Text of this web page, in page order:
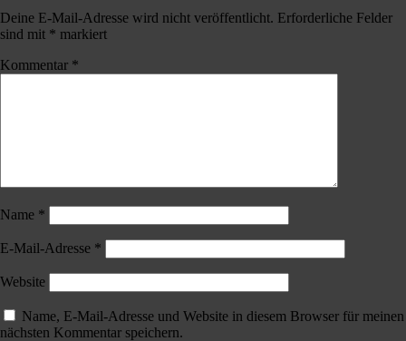
Deine E-Mail-Adresse wird nicht veröffentlicht. Erforderliche Felder
sind mit * markiert
Kommentar *
Name *
E-Mail-Adresse *
Website
Name, E-Mail-Adresse und Website in diesem Browser für meinen
nächsten Kommentar speichern.